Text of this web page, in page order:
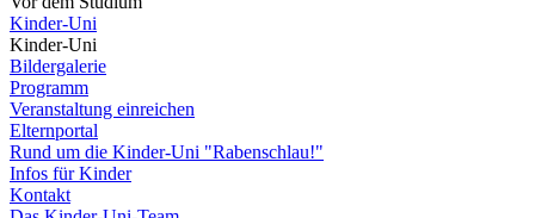
Kinder-Uni
Kinder-Uni
Bildergalerie
Programm
Veranstaltung einreichen
Elternportal
Rund um die Kinder-Uni "Rabenschlau!"
Infos für Kinder
Kontakt